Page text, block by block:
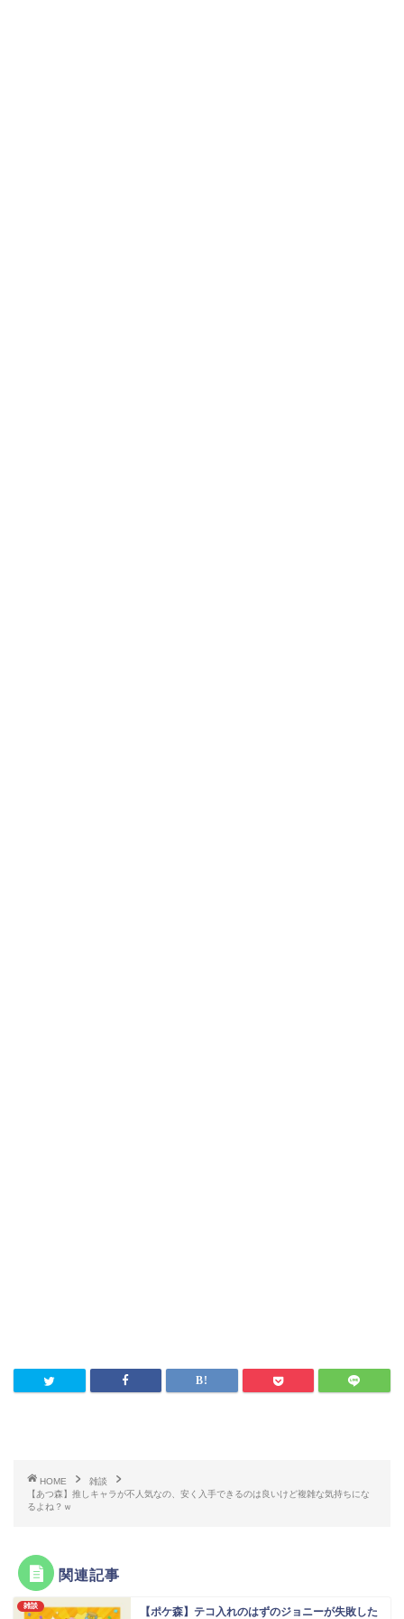
HOME
雑談
【あつ森】推しキャラが不人気なの、安く入手できるのは良いけど複雑な気持ちにな
るよね？ｗ
関連記事
雑談 【ポケ森】テコ入れのはずのジョニーが失敗した